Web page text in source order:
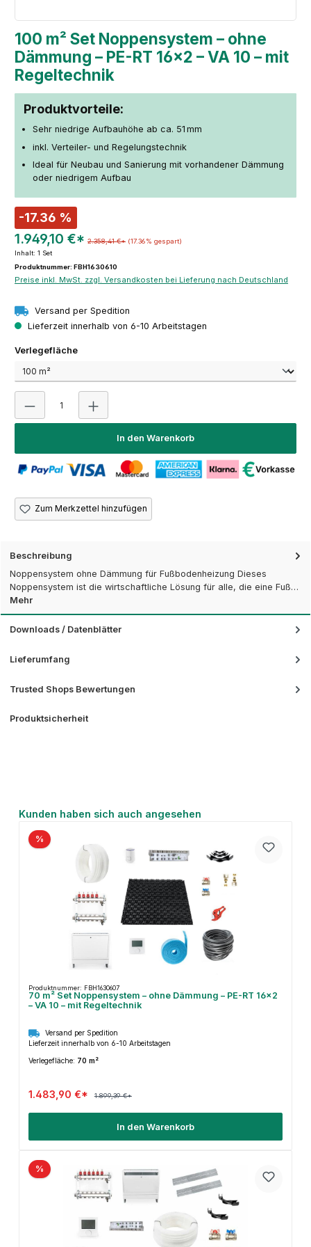
100 m² Set Noppensystem – ohne
Dämmung – PE-RT 16×2 – VA 10 – mit
Regeltechnik
Produktvorteile:
Sehr niedrige Aufbauhöhe ab ca. 51 mm
inkl. Verteiler- und Regelungstechnik
Ideal für Neubau und Sanierung mit vorhandener Dämmung
oder niedrigem Aufbau
-17.36 %
1.949,10 €* 2.358,41 €* (17.36% gespart)
Inhalt: 1 Set
Produktnummer: FBH1630610
Preise inkl. MwSt. zzgl. Versandkosten bei Lieferung nach Deutschland
Versand per Spedition
Lieferzeit innerhalb von 6-10 Arbeitstagen
Verlegeflächeauswählen
In den Warenkorb
Zum Merkzettel hinzufügen
Beschreibung
Noppensystem ohne Dämmung für Fußbodenheizung Dieses
Noppensystem ist die wirtschaftliche Lösung für alle, die eine Fuß…
Mehr
Downloads / Datenblätter
Lieferumfang
Trusted Shops Bewertungen
Produktsicherheit
Produktgalerie überspringen
Kunden haben sich auch angesehen
%
Produktnummer: FBH1630607
70 m² Set Noppensystem – ohne Dämmung – PE-RT 16×2
– VA 10 – mit Regeltechnik
Versand per Spedition
Lieferzeit innerhalb von 6-10 Arbeitstagen
Verlegefläche: 70 m²
1.483,90 €* 1.899,39 €*
In den Warenkorb
%